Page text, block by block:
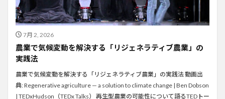
7月 2, 2026
農業で気候変動を解決する「リジェネラティブ農業」の
実践法
農業で気候変動を解決する「リジェネラティブ農業」の実践法 動画出
典: Regenerative agriculture — a solution to climate change | Ben Dobson
| TEDxHudson（TEDx Talks） 再生型農業の可能性について語るTEDトー